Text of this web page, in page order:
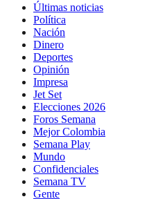
Últimas noticias
Política
Nación
Dinero
Deportes
Opinión
Impresa
Jet Set
Elecciones 2026
Foros Semana
Mejor Colombia
Semana Play
Mundo
Confidenciales
Semana TV
Gente